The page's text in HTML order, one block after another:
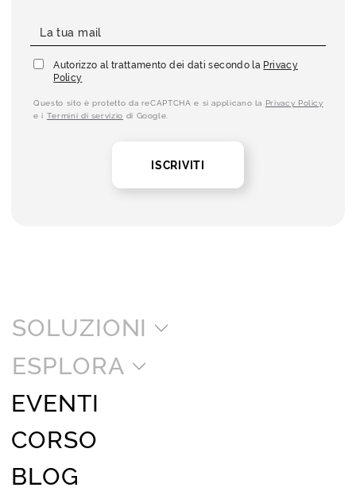
Autorizzo al trattamento dei dati secondo la Privacy
Policy
Questo sito è protetto da reCAPTCHA e si applicano la Privacy Policy
e i Termini di servizio di Google.
ISCRIVITI
SOLUZIONI
ESPLORA
EVENTI
CORSO
BLOG